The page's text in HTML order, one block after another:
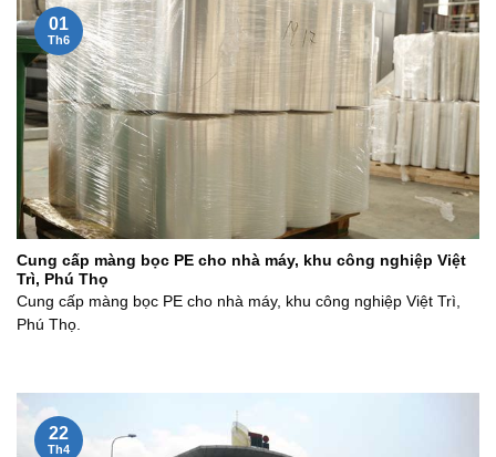
Cung cấp màng bọc PE cho nhà máy, khu công nghiệp Việt
Trì, Phú Thọ
Cung cấp màng bọc PE cho nhà máy, khu công nghiệp Việt Trì,
Phú Thọ.
01
Th6
22
Th4